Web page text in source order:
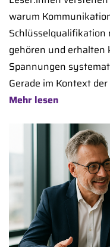
warum
gehören und
Spannungen
Gerade im Kontext
Mehr lesen